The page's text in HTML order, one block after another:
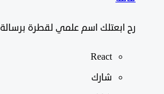
رح ابعتلك اسم علمي لقطرة برسالة خاصة
React
شارك